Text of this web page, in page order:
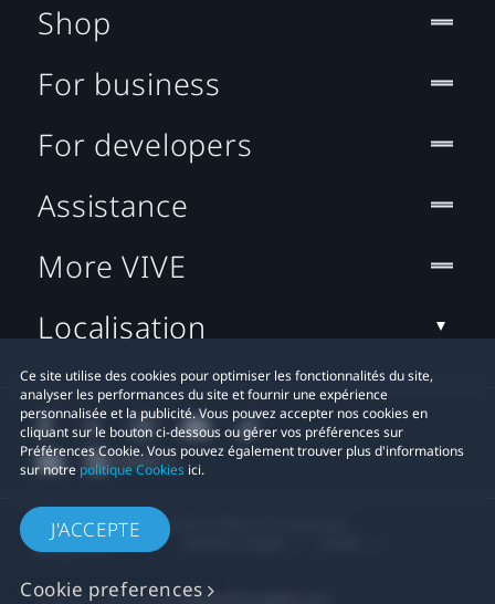
Ce site utilise des cookies pour optimiser les fonctionnalités du site,
analyser les performances du site et fournir une expérience
personnalisée et la publicité. Vous pouvez accepter nos cookies en
cliquant sur le bouton ci-dessous ou gérer vos préférences sur
Préférences Cookie. Vous pouvez également trouver plus d'informations
sur notre politique Cookies ici.
J'ACCEPTE
Cookie preferences
Shop
For business
For developers
Assistance
More VIVE
Localisation
© 2011-2026 HTC Corporation
Contact confidentialité:Global-Privacy@htc.com